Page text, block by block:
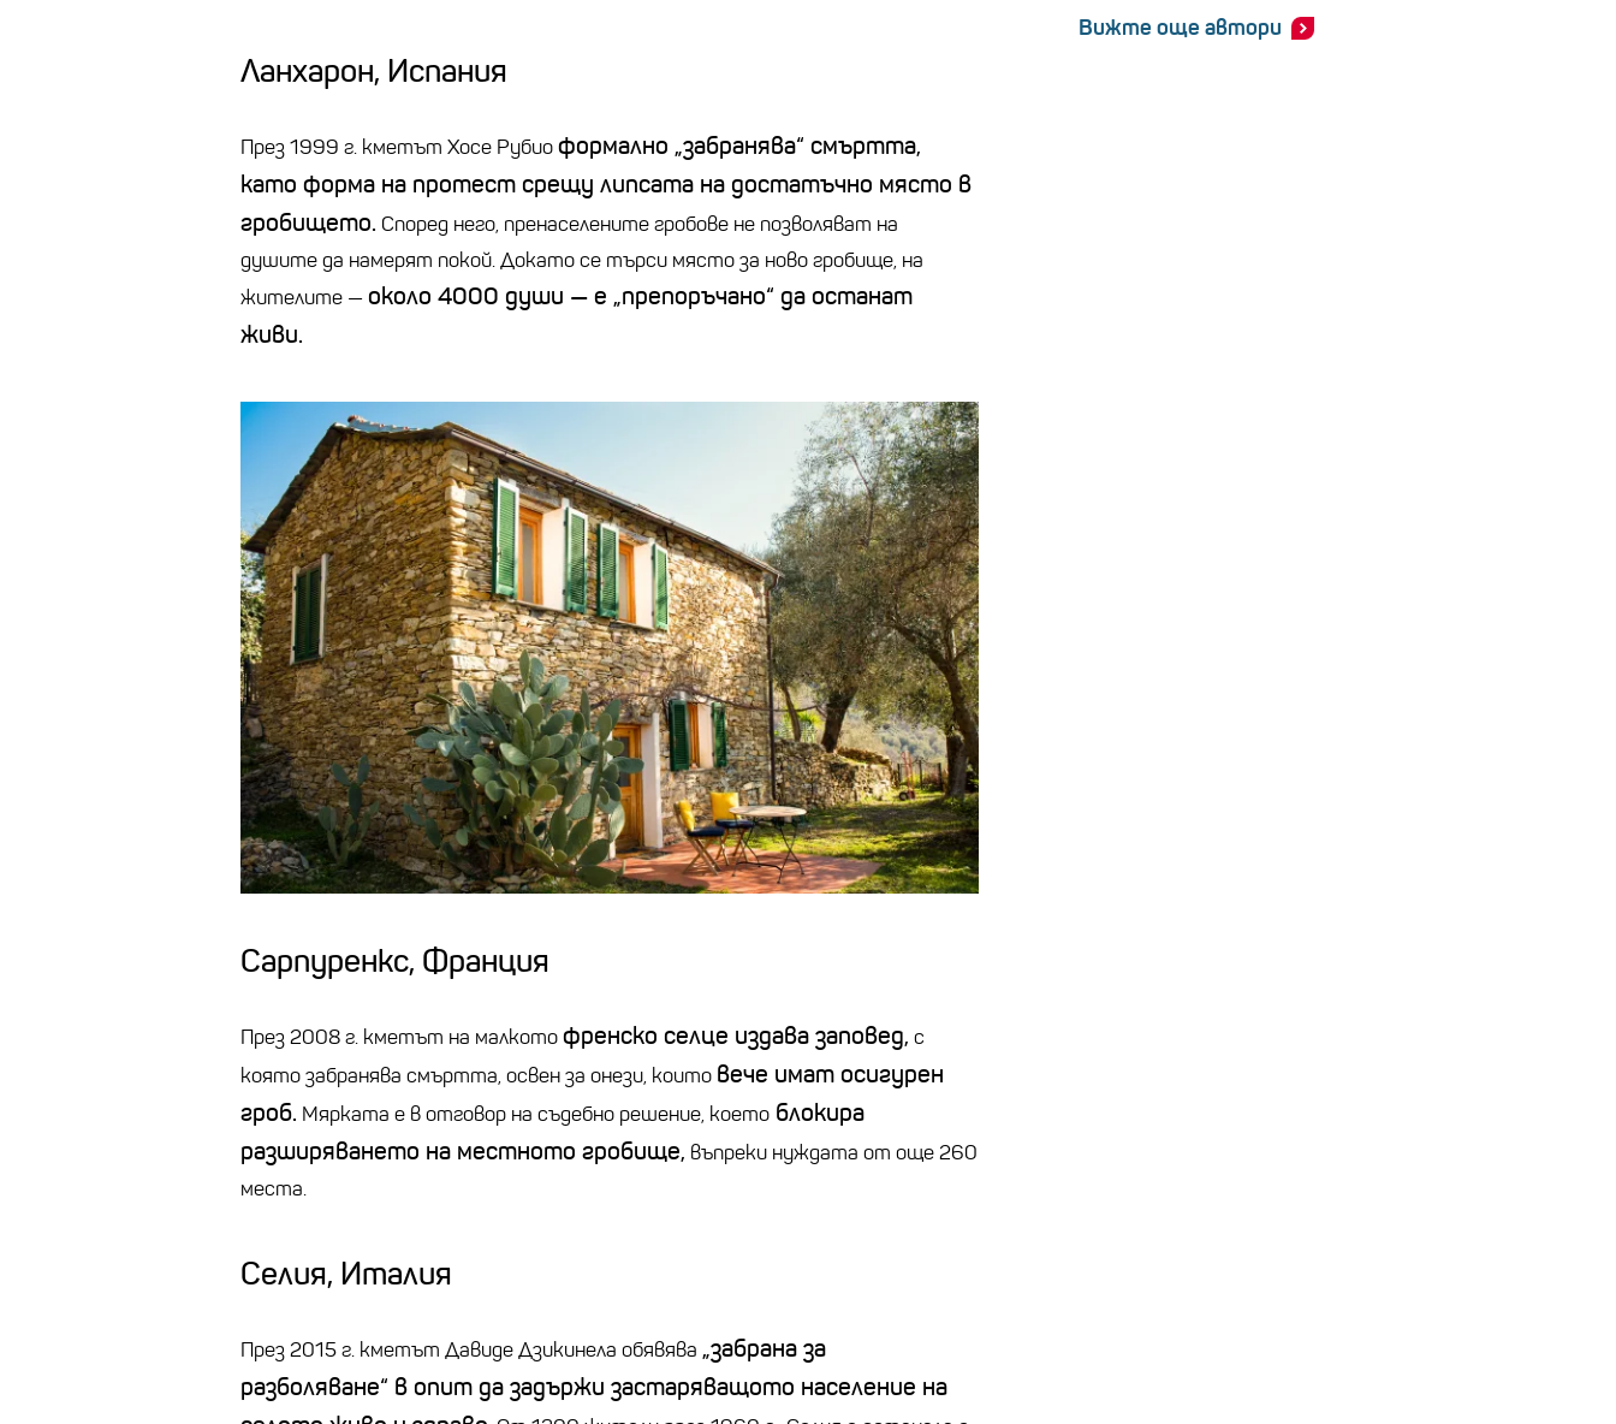
Ланхарон, Испания
През 1999 г. кметът Хосе Рубиоформално „забранява“ смъртта,
като форма на протест срещу липсата на достатъчно място в
гробището. Според него, пренаселените гробове не позволяват на
душите да намерят покой. Докато се търси място за ново гробище, на
жителите — около 4000 души — е „препоръчано“ да останат
живи.
Сарпуренкс, Франция
През 2008 г. кметът на малкотофренско селце издава заповед, с
която забранява смъртта, освен за онези, които вече имат осигурен
гроб. Мярката е в отговор на съдебно решение, което блокира
разширяването на местното гробище, въпреки нуждата от още 260
места.
Селия, Италия
През 2015 г. кметът ДавидеДзикинела обявява „забрана за
разболяване“ в опит да задържи застаряващото население на
Вижте още автори